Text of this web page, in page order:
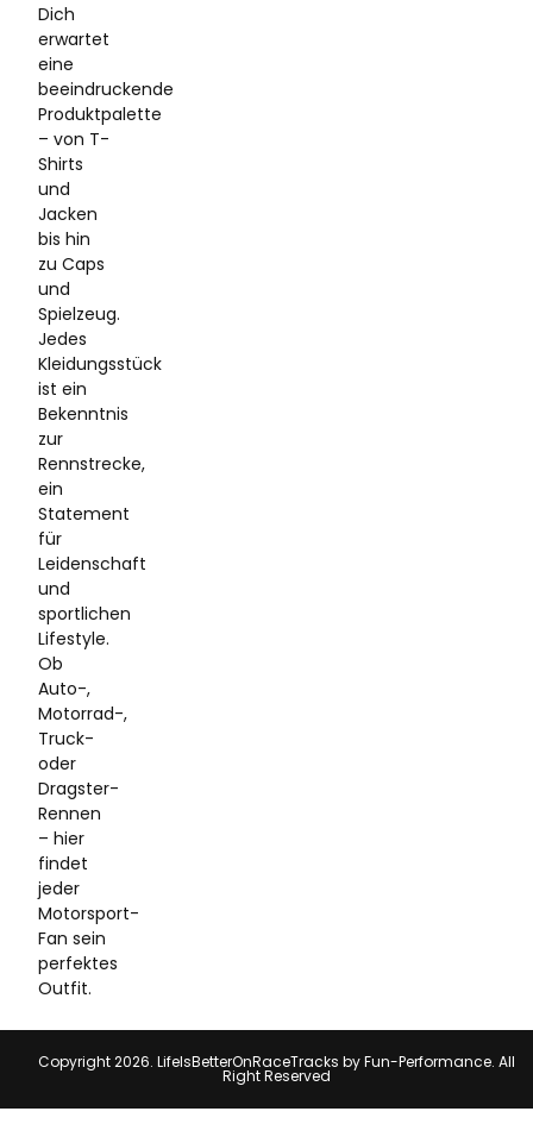
Dich
erwartet
eine
beeindruckende
Produktpalette
– von T-
Shirts
und
Jacken
bis hin
zu Caps
und
Spielzeug.
Jedes
Kleidungsstück
ist ein
Bekenntnis
zur
Rennstrecke,
ein
Statement
für
Leidenschaft
und
sportlichen
Lifestyle.
Ob
Auto-,
Motorrad-,
Truck-
oder
Dragster-
Rennen
– hier
findet
jeder
Motorsport-
Fan sein
perfektes
Outfit.
Copyright 2026. LifeIsBetterOnRaceTracks by Fun-Performance. All
Right Reserved